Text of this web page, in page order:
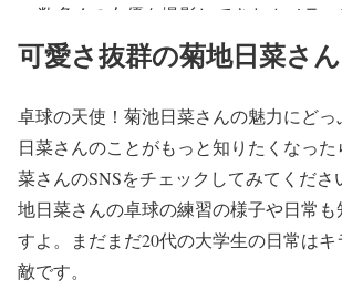
数多くの女優を撮影してきたカメラマ
出来映え。
誌面でぜひご確認を!https://t.co/
— 【公式】少年サンデー編集部
June 19, 2024
可愛さ抜群の菊地日菜さん
卓球の天使！菊池日菜さんの魅力にど
日菜さんのことがもっと知りたくなっ
菜さんのSNSをチェックしてみてくだ
地日菜さんの卓球の練習の様子や日常も
すよ。まだまだ20代の大学生の日常は
敵です。